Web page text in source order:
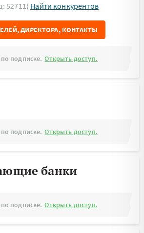
52711) Найти конкурентов
ДИРЕКТОРА, КОНТАКТЫ
подписке. Открыть доступ.
подписке. Открыть доступ.
банки
подписке. Открыть доступ.